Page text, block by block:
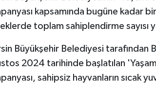
kapsamında bugüne kadar
toplam sahiplendirme sayısı
Büyükşehir Belediyesi tarafından
2024 tarihinde başlatılan
sahipsiz hayvanların sıcak